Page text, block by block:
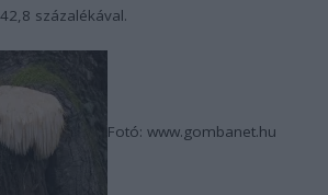
százalékával.
Fotó: www.gombanet.hu